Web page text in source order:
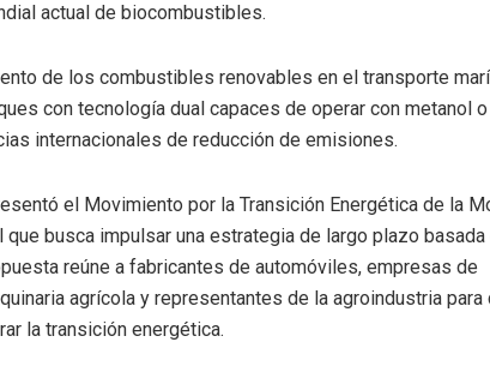
actual de biocombustibles.
de los combustibles renovables en el transporte
con tecnología dual capaces de operar con metanol
internacionales de reducción de emisiones.
el Movimiento por la Transición Energética de la
busca impulsar una estrategia de largo plazo basada
reúne a fabricantes de automóviles, empresas de
agrícola y representantes de la agroindustria para
la transición energética.